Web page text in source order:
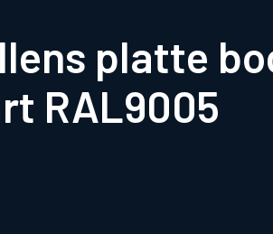
platte
RAL9005